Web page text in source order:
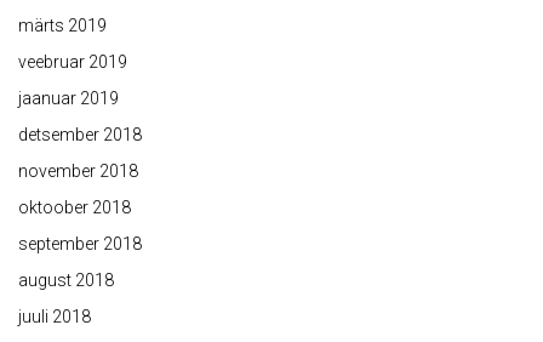
märts 2019
veebruar 2019
jaanuar 2019
detsember 2018
november 2018
oktoober 2018
september 2018
august 2018
juuli 2018